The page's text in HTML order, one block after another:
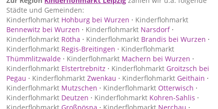
Städte und Gemeinden:
Kinderflohmarkt Hohburg bei Wurzen · Kinderflohmarkt
Bennewitz bei Wurzen · Kinderflohmarkt Narsdorf·
Kinderflohmarkt Rötha · Kinderflohmarkt Brandis bei Wurzen ·
Kinderflohmarkt Regis-Breitingen · Kinderflohmarkt
Thümmlitzwalde · Kinderflohmarkt Machern bei Wurzen ·
Kinderflohmarkt Elstertrebnitz · Kinderflohmarkt Groitzsch bei
Pegau · Kinderflohmarkt Zwenkau · Kinderflohmarkt Geithain ·
Kinderflohmarkt Mutzschen · Kinderflohmarkt Otterwisch ·
Kinderflohmarkt Deutzen · Kinderflohmarkt Kohren-Sahlis ·